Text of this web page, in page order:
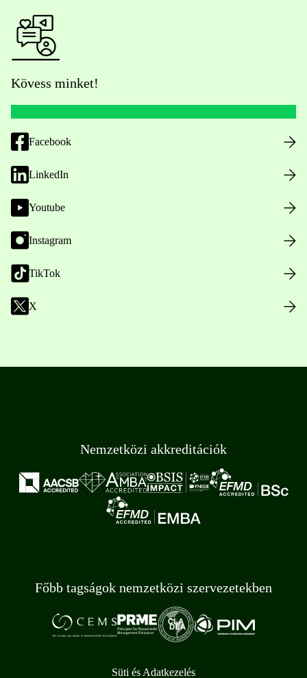
Kövess minket!
Facebook
LinkedIn
Youtube
Instagram
TikTok
X
Nemzetközi akkreditációk
Főbb tagságok nemzetközi szervezetekben
Süti és Adatkezelés